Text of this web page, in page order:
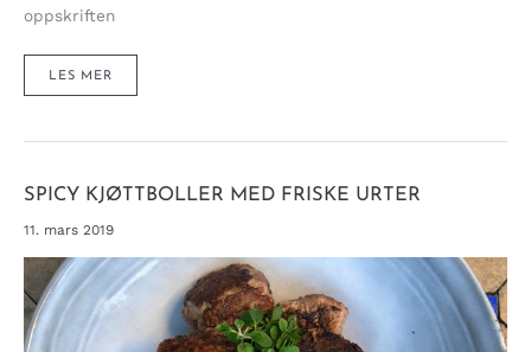
oppskriften
FYRRIG
SOM
TOPP
LES MER
SPICY KJØTTBOLLER MED FRISKE URTER
11. mars 2019